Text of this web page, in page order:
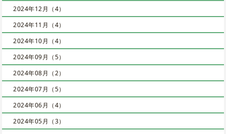
2024年12月（4）
2024年11月（4）
2024年10月（4）
2024年09月（5）
2024年08月（2）
2024年07月（5）
2024年06月（4）
2024年05月（3）